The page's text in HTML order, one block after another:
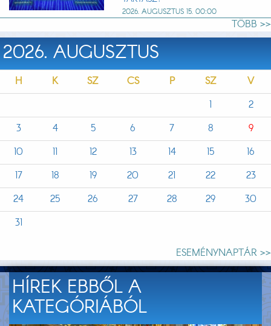
2026. AUGUSZTUS 15. 00:00
TÖBB >>
2026. AUGUSZTUS
H K SZ CS P SZ
V
1
2
3
4 5 6 7 8
9
10
11 12 13 14 15
16
17
18 19 20 21 22
23
24
25 26 27 28 29
30
31
ESEMÉNYNAPTÁR >>
HÍREK EBBŐL A
KATEGÓRIÁBÓL